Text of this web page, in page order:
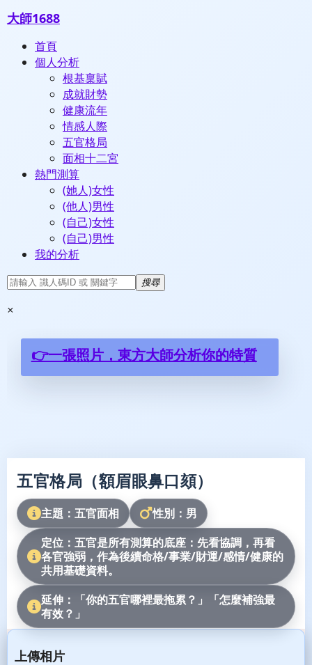
大師1688
首頁
個人分析
根基稟賦
成就財勢
健康流年
情感人際
五官格局
面相十二宮
熱門測算
(她人)女性
(他人)男性
(自己)女性
(自己)男性
我的分析
搜尋
×
👉一張照片，東方大師分析你的特質
五官格局（額眉眼鼻口頦）
主題：五官面相
性別：男
定位：五官是所有測算的底座：先看協調，再看
各官強弱，作為後續命格/事業/財運/感情/健康的
共用基礎資料。
延伸：「你的五官哪裡最拖累？」「怎麼補強最
有效？」
上傳相片